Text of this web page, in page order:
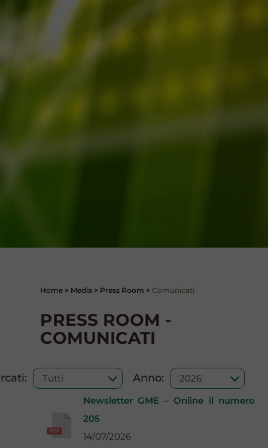
Home > Media > Press Room > Comunicati
PRESS ROOM -
COMUNICATI
Anno:
Newsletter GME – Online il numero
205
14/07/2026